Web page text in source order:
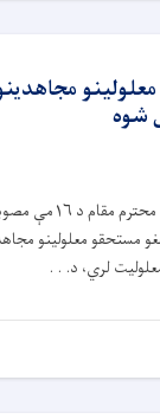
شوه
مقام د ۱۶مې
مستحقو معلولینو
لري، د. . .